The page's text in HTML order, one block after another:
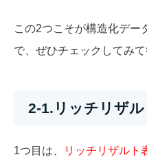
この2つこそが構造化デー
で、ぜひチェックしてみて
2-1.リッチリザ
1つ目は、 リッチリザルト